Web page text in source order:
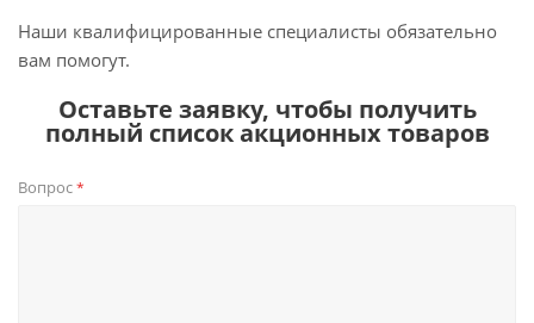
Наши квалифицированные специалисты обязательно
вам помогут.
Оставьте заявку, чтобы получить
полный список акционных товаров
Вопрос*